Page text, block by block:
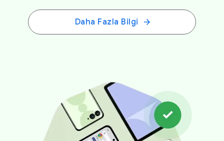
Daha Fazla Bilgi